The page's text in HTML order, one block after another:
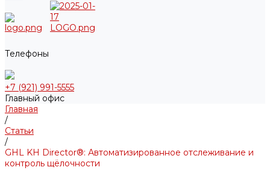
Телефоны
+7 (921) 991-5555
Главный офис
Главная
/
Статьи
/
GHL KH Director®: Автоматизированное отслеживание и
контроль щёлочности